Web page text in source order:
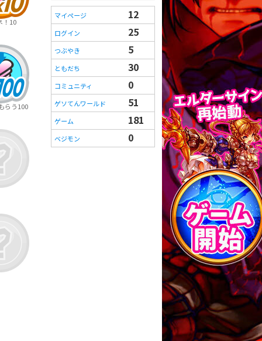
！10
らう100
マイページ 12
ログイン 25
つぶやき 5
ともだち 30
コミュニティ 0
ゲソてんワールド 51
ゲーム 181
ベジモン 0